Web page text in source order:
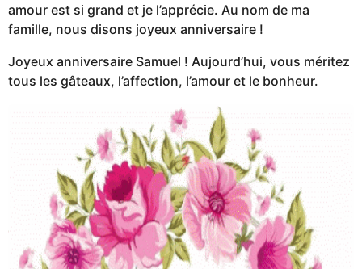
amour est si grand et je l’apprécie. Au nom de ma
famille, nous disons joyeux anniversaire !
Joyeux anniversaire Samuel ! Aujourd’hui, vous méritez
tous les gâteaux, l’affection, l’amour et le bonheur.